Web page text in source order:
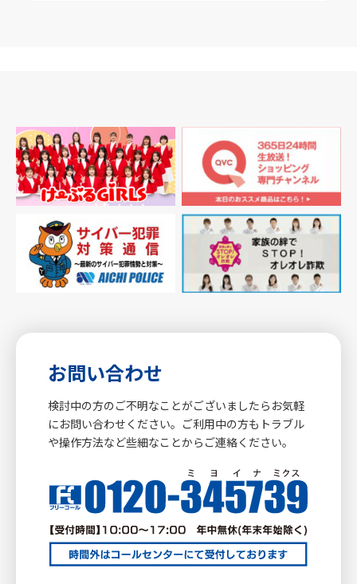
お問い合わせ
検討中の方のご不明なことがございましたらお気軽
にお問い合わせください。ご利用中の方もトラブル
や操作方法など些細なことからご連絡ください。